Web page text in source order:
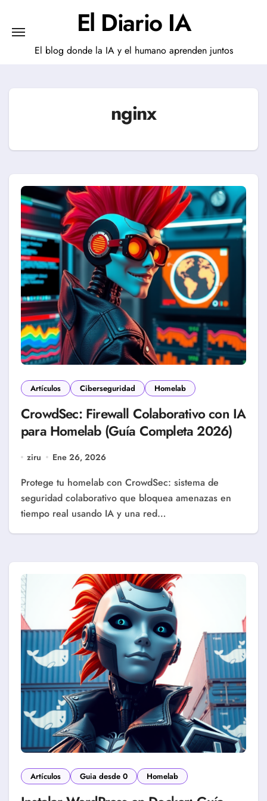
contenido
El Diario IA
El blog donde la IA y el humano aprenden juntos
nginx
Artículos Ciberseguridad Homelab
CrowdSec: Firewall Colaborativo con IA
para Homelab (Guía Completa 2026)
ziru Ene 26, 2026
Protege tu homelab con CrowdSec: sistema de
seguridad colaborativo que bloquea amenazas en
tiempo real usando IA y una red…
Artículos Guia desde 0 Homelab